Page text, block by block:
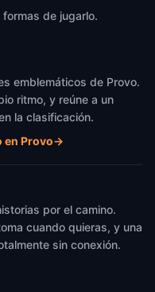
de jugarlo.
emblemáticos de Provo.
ritmo, y reúne a un
la clasificación.
en Provo→
por el camino.
cuando quieras, y una
sin conexión.